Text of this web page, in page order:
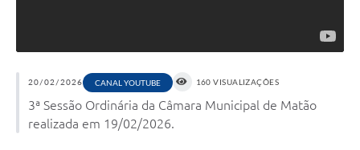
20/02/2026 CANAL YOUTUBE 160 VISUALIZAÇÕES
3ª Sessão Ordinária da Câmara Municipal de Matão
realizada em 19/02/2026.